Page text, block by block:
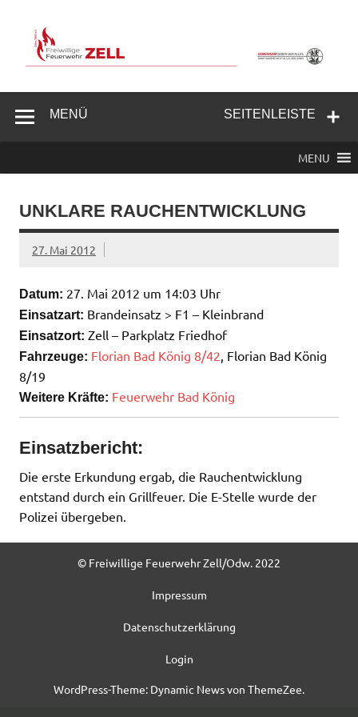
springen
Feuerwehr
SEITENLEISTE
MENÜ
MENU
UNKLARE RAUCHENTWICKLUNG
27. Mai 2012
Datum: 27. Mai 2012 um 14:03 Uhr
Einsatzart: Brandeinsatz > F1 – Kleinbrand
Einsatzort: Zell – Parkplatz Friedhof
Fahrzeuge: Florian Bad König 8/42, Florian Bad König
8/19
Weitere Kräfte: Feuerwehr Bad König
Einsatzbericht:
Die erste Erkundung ergab, die Rauchentwicklung
entstand durch ein Grillfeuer. Die E-Stelle wurde der
Polizei übergeben.
© Freiwillige Feuerwehr Zell/Odw. 2022
Impressum
Datenschutzerklärung
Login
WordPress-Theme: Dynamic News von ThemeZee.